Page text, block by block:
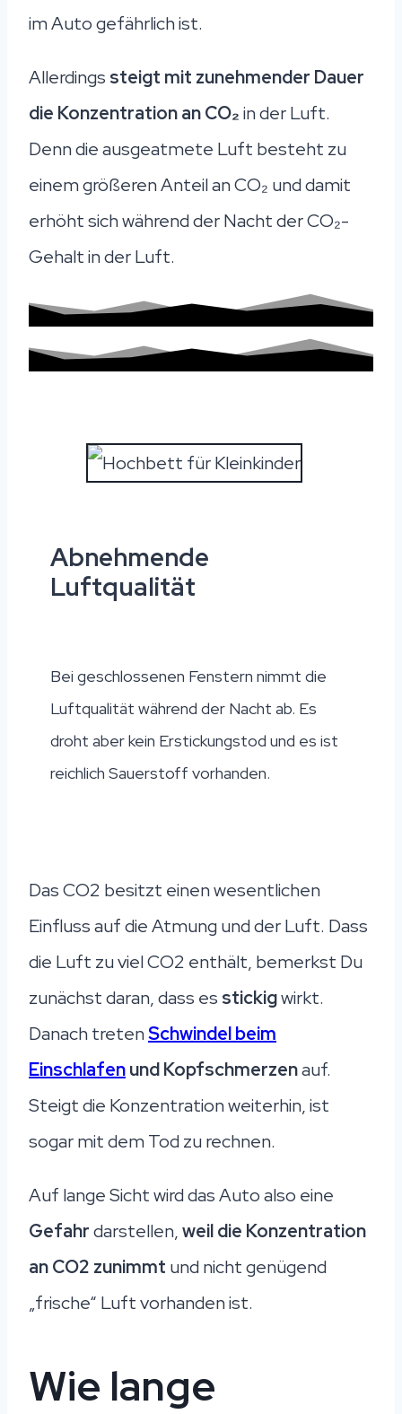
im Auto gefährlich ist.
Allerdings steigt mit zunehmender Dauer
die Konzentration an CO₂in der Luft.
Denn die ausgeatmete Luft besteht zu
einem größeren Anteil an CO₂ und damit
erhöht sich während der Nacht der CO₂-
Gehalt in der Luft.
Abnehmende
Luftqualität
Bei geschlossenen Fenstern nimmt die
Luftqualität während der Nacht ab. Es
droht aber kein Erstickungstod und es ist
reichlich Sauerstoff vorhanden.
Das CO2 besitzt einen wesentlichen
Einfluss auf die Atmung und der Luft. Dass
die Luft zu viel CO2 enthält, bemerkst Du
zunächst daran, dass es stickigwirkt.
Danach tretenSchwindel beim
Einschlafenund Kopfschmerzenauf.
Steigt die Konzentration weiterhin, ist
sogar mit dem Tod zu rechnen.
Auf lange Sicht wird das Auto also eine
Gefahrdarstellen,weil die Konzentration
an CO2 zunimmt und nicht genügend
„frische“ Luft vorhanden ist.
Wie lange